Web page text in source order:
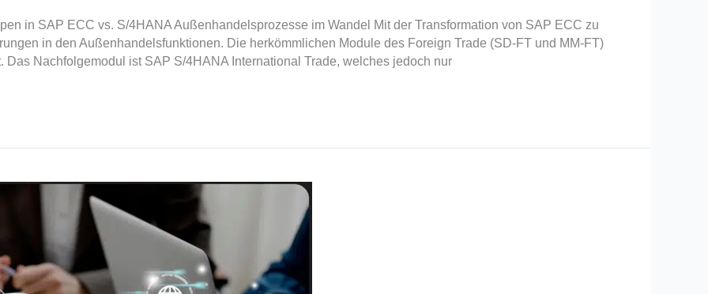
in SAP ECC vs. S/4HANA Außenhandelsprozesse im Wandel Mit der Transformation von SAP ECC zu
in den Außenhandelsfunktionen. Die herkömmlichen Module des Foreign Trade (SD-FT und MM-FT)
Nachfolgemodul ist SAP S/4HANA International Trade, welches jedoch nur